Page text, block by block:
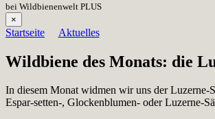
bei Wildbienenwelt PLUS
×
Startseite Aktuelles
Wildbiene des Monats: die
In diesem Monat widmen wir uns der Luzerne-
Espar-setten-, Glockenblumen- oder Luzerne-